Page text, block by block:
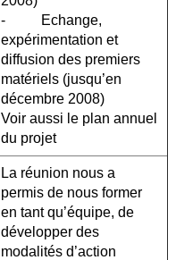
- Echange,
expérimentation et
diffusion des premiers
matériels (jusqu’en
décembre 2008)
Voir aussi le plan annuel
du projet
La réunion nous a
permis de nous former
en tant qu’équipe, de
développer des
modalités d’action